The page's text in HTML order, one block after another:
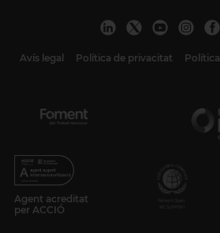
Avís legal Política de privacitat
Agent acreditat
per ACCIÓ